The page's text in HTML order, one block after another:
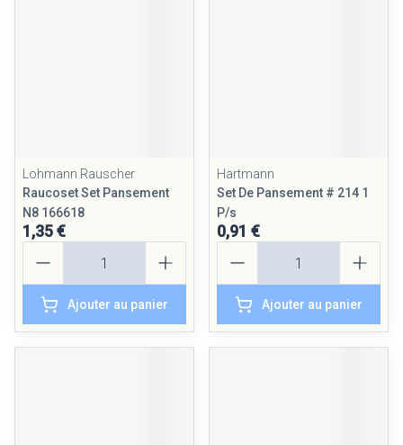
Lohmann Rauscher
Raucoset Set Pansement
N8 166618
1,35 €
Ajouter au panier
Hartmann
Set De Pansement # 214 1
P/s
0,91 €
Ajouter au panier